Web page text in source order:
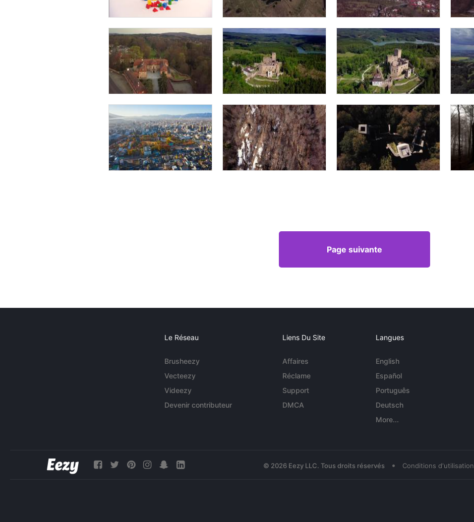
Page suivante
Le Réseau
Brusheezy
Vecteezy
Videezy
Devenir contributeur
Liens Du Site
Affaires
Réclame
Support
DMCA
Langues
English
Español
Português
Deutsch
More...
© 2026 Eezy LLC. Tous droits réservés • Conditions d'utilisation